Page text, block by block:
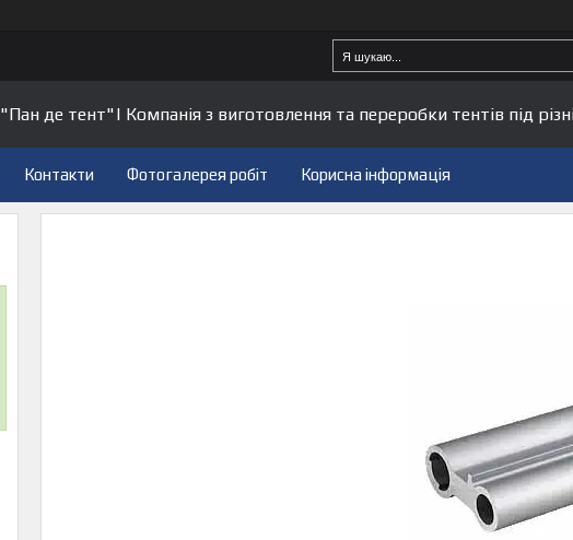
"Пан де тент"| Компанія з виготовлення та переробки тентів під
Контакти Фотогалерея робіт Корисна інформація